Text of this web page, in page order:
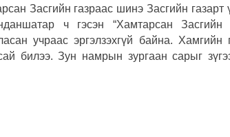
Засгийн газраас шинэ Засгийн газарт
ч гэсэн “Хамтарсан
учраас эргэлзэхгүй байна. Хамгийн
билээ. Зун намрын зургаан сарыг